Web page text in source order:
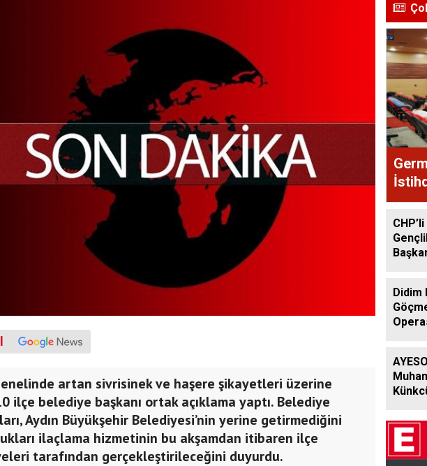
artan sivrisinek ve haşere şikayetleri üzerine
ilçe belediye başkanı ortak açıklama yaptı. Belediye
Aydın Büyükşehir Belediyesi’nin yerine getirmediğini
ilaçlama hizmetinin bu akşamdan itibaren ilçe
tarafından gerçekleştirileceğini duyurdu.
Didim